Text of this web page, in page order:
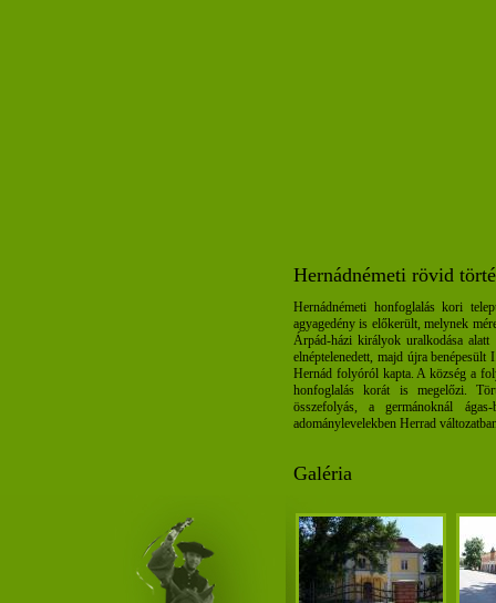
Hernádnémeti rövid
Hernádnémeti honfoglalás kori
agyagedény is előkerült, melynek
Árpád-házi királyok uralkodása
elnéptelenedett, majd újra
Hernád folyóról kapta. A község a
honfoglalás korát is megelőzi.
összefolyás, a germánoknál
adománylevelekben Herrad
Galéria